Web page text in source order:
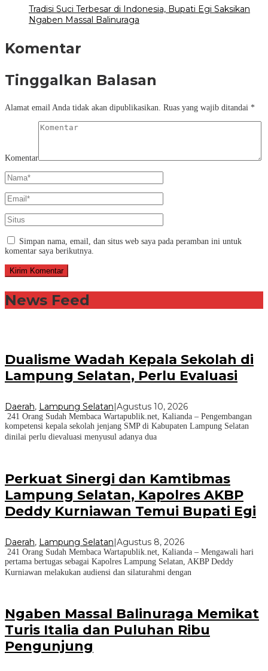
Tradisi Suci Terbesar di Indonesia, Bupati Egi Saksikan
Ngaben Massal Balinuraga
Komentar
Tinggalkan Balasan
Alamat email Anda tidak akan dipublikasikan. Ruas yang wajib ditandai *
Komentar
Simpan nama, email, dan situs web saya pada peramban ini untuk
komentar saya berikutnya.
News Feed
Dualisme Wadah Kepala Sekolah di
Lampung Selatan, Perlu Evaluasi
Daerah, Lampung Selatan Agustus 10, 2026
241 Orang Sudah Membaca Wartapublik.net, Kalianda – Pengembangan
kompetensi kepala sekolah jenjang SMP di Kabupaten Lampung Selatan
dinilai perlu dievaluasi menyusul adanya dua
Perkuat Sinergi dan Kamtibmas
Lampung Selatan, Kapolres AKBP
Deddy Kurniawan Temui Bupati Egi
Daerah, Lampung Selatan|Agustus 8, 2026
241 Orang Sudah Membaca Wartapublik.net, Kalianda – Mengawali hari
pertama bertugas sebagai Kapolres Lampung Selatan, AKBP Deddy
Kurniawan melakukan audiensi dan silaturahmi dengan
Ngaben Massal Balinuraga Memikat
Turis Italia dan Puluhan Ribu
Pengunjung